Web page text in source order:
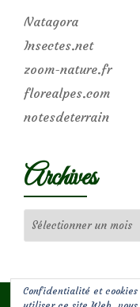
Natagora
Insectes.net
zoom-nature.fr
florealpes.com
notesdeterrain
Archives
Confidentialité et